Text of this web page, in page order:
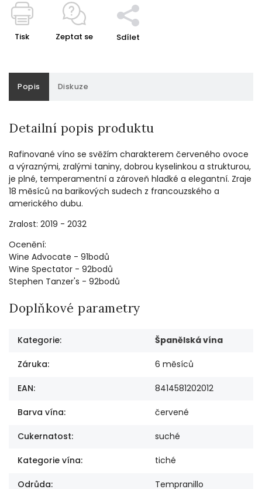
Tisk Zeptat se Sdílet
Popis Diskuze
Detailní popis produktu
Rafinované víno se svěžím charakterem červeného ovoce
a výraznými, zralými taniny, dobrou kyselinkou a strukturou,
je plné, temperamentní a zároveň hladké a elegantní. Zraje
18 měsíců na barikových sudech z francouzského a
amerického dubu.
Zralost: 2019 - 2032
Ocenění:
Wine Advocate - 91bodů
Wine Spectator - 92bodů
Stephen Tanzer's - 92bodů
Doplňkové parametry
Kategorie: Španělská vína
Záruka: 6 měsíců
EAN: 8414581202012
Barva vína: červené
Cukernatost: suché
Kategorie vína: tiché
Odrůda: Tempranillo